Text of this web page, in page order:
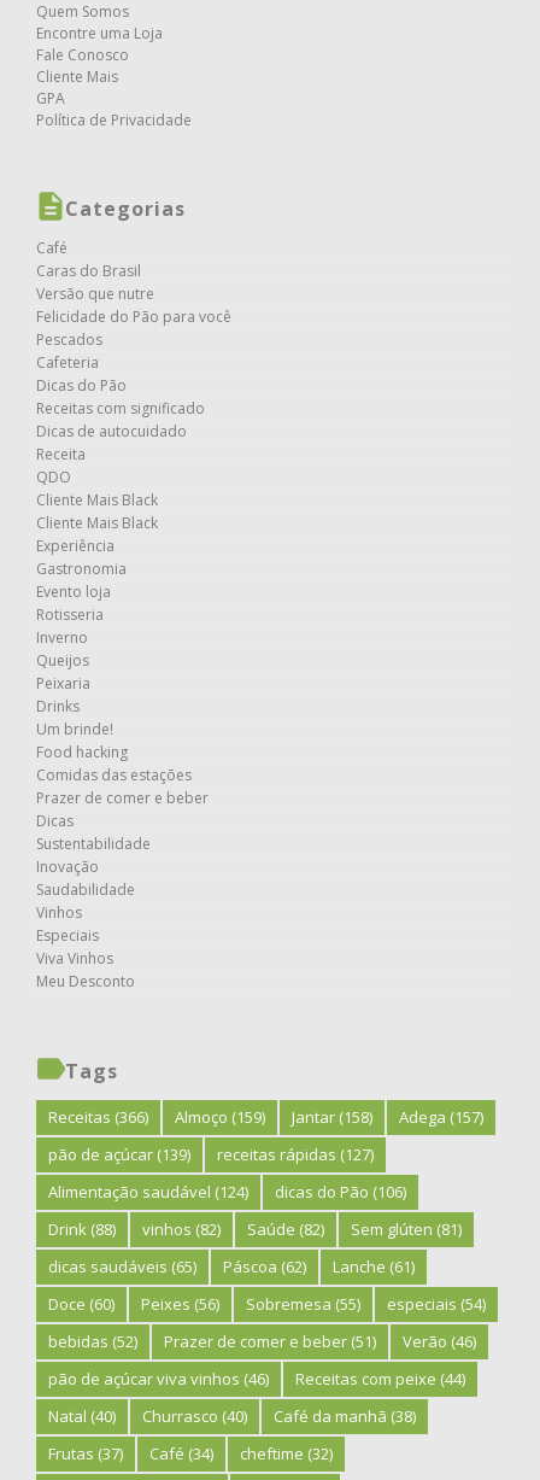
Quem Somos
Encontre uma Loja
Fale Conosco
Cliente Mais
GPA
Política de Privacidade
Categorias
Café
Caras do Brasil
Versão que nutre
Felicidade do Pão para você
Pescados
Cafeteria
Dicas do Pão
Receitas com significado
Dicas de autocuidado
Receita
QDO
Cliente Mais Black
Cliente Mais Black
Experiência
Gastronomia
Evento loja
Rotisseria
Inverno
Queijos
Peixaria
Drinks
Um brinde!
Food hacking
Comidas das estações
Prazer de comer e beber
Dicas
Sustentabilidade
Inovação
Saudabilidade
Vinhos
Especiais
Viva Vinhos
Meu Desconto
Tags
Receitas (366) Almoço (159) Jantar (158) Adega (157)
pão de açúcar (139) receitas rápidas (127)
Alimentação saudável (124) dicas do Pão (106)
Drink (88) vinhos (82) Saúde (82) Sem glúten (81)
dicas saudáveis (65) Páscoa (62) Lanche (61)
Doce (60) Peixes (56) Sobremesa (55) especiais (54)
bebidas (52) Prazer de comer e beber (51) Verão (46)
pão de açúcar viva vinhos (46) Receitas com peixe (44)
Natal (40) Churrasco (40) Café da manhã (38)
Frutas (37) Café (34) cheftime (32)